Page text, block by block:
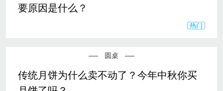
要原因是什么？
圆桌
传统月饼为什么卖不动了？今年中秋你买